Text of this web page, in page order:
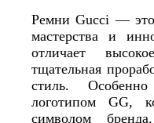
Ремни Gucci — это
мастерства и
отличает
тщательная
стиль.
логотипом GG,
символом